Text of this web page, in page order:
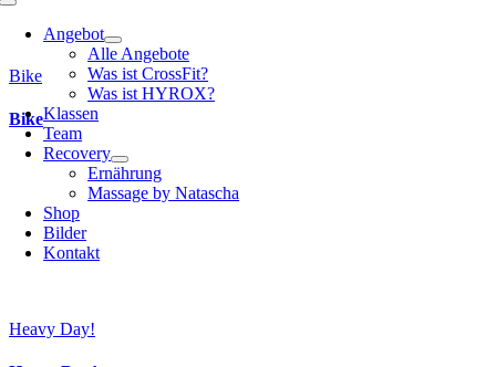
Toggle
NavigationAngebot
Alle Angebote
Was ist CrossFit?
Was ist HYROX?
Klassen
Team
Recovery
Ernährung
Massage by Natascha
Shop
Bilder
Kontakt
Bike
Bike
Heavy Day!